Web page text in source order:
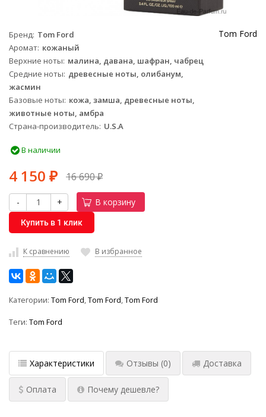
Tom Ford
Бренд Tom Ford
Аромат кожаный
Верхние ноты малина, давана, шафран, чабрец
Средние ноты древесные ноты, олибанум,
жасмин
Базовые ноты кожа, замша, древесные ноты,
животные ноты, амбра
Страна-производитель U.S.A
В наличии
4 150 ₽ 16 690₽
- + В корзину
Купить в 1 клик
К сравнению В избранное
Категории: Tom Ford,Tom Ford,Tom Ford
Теги: Tom Ford
Характеристики Отзывы (0) Доставка
Оплата Почему дешевле?